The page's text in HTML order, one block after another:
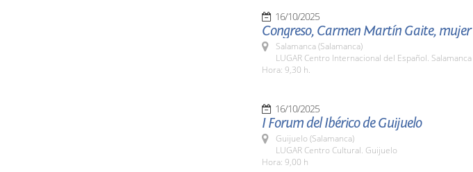
16/10/2025
Congreso, Carmen Martín Gaite, mujer
Salamanca (Salamanca)
LUGAR Centro Internacional del Español. Salamanca
Hora: 9,30 h.
16/10/2025
I Forum del Ibérico de Guijuelo
Guijuelo (Salamanca)
LUGAR Centro Cultural. Guijuelo
Hora: 9,00 h